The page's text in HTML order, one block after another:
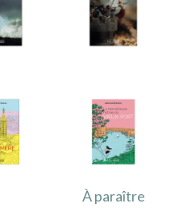
À paraître